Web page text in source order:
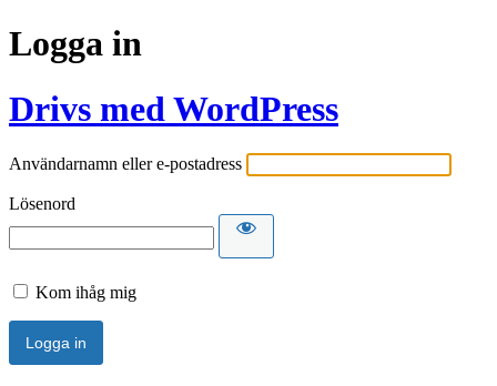
Logga in
Drivs med WordPress
Användarnamn eller e-postadress
Lösenord
Kom ihåg mig